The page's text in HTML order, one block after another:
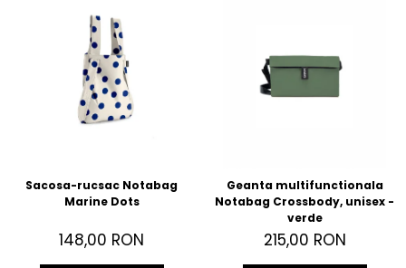
Sacosa-rucsac Notabag
Marine Dots
148,00 RON
Geanta multifunctionala
Notabag Crossbody, unisex -
verde
215,00 RON